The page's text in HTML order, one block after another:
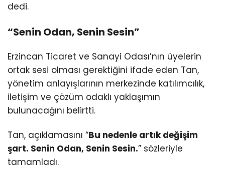
dedi.
“Senin Odan, Senin Sesin”
Erzincan Ticaret ve Sanayi Odası’nın üyelerin
ortak sesi olması gerektiğini ifade eden Tan,
yönetim anlayışlarının merkezinde katılımcılık,
iletişim ve çözüm odaklı yaklaşımın
bulunacağını belirtti.
Tan, açıklamasını “Bu nedenle artık değişim
şart. Senin Odan, Senin Sesin.” sözleriyle
tamamladı.